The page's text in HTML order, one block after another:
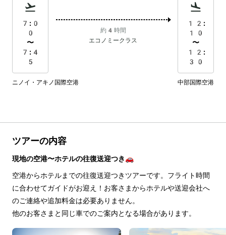
7:0
0
〜
7:4
5
約4時間
エコノミークラス
12:
10
〜
12:
30
ニノイ・アキノ国際空港 中部国際空港
ツアーの内容
現地の空港〜ホテルの往復送迎つき🚗
空港からホテルまでの往復送迎つきツアーです。フライト時間
に合わせてガイドがお迎え！お客さまからホテルや送迎会社へ
のご連絡や追加料金は必要ありません。
他のお客さまと同じ車でのご案内となる場合があります。